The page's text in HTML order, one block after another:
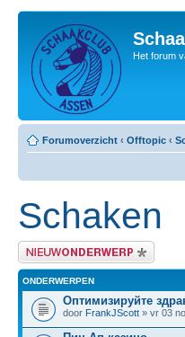
Het forum
Forumoverzicht ‹ Offtopic ‹
Schaken
Plaats een nieuw bericht
ONDERWERPEN
Оптимизируйте
door FrankJScott » vr 03